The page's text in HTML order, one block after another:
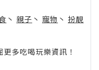
丶 親子 丶 寵物 丶 扮靚
多吃喝玩樂資訊！